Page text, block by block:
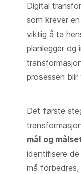
Digital
som krever
viktig å ta
planlegger og
prosessen
Det første
mål og
identifisere
må